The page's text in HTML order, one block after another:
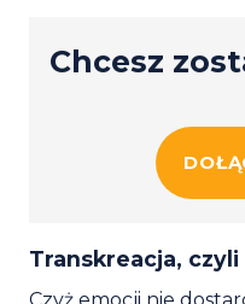
Chcesz
Transkreacja,